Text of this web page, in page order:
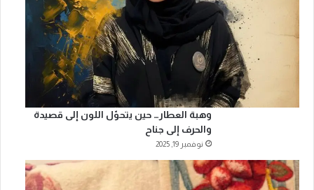
وهبة العطار… حين يتحوّل اللون إلى قصيدة
والحرف إلى جناح
نوفمبر 19, 2025